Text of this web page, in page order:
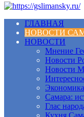
ГЛАВНАЯ
НОВОСТИ
НОВОСТИ
Мнение
Новости
Новости
Самара:
Глас
Кухня